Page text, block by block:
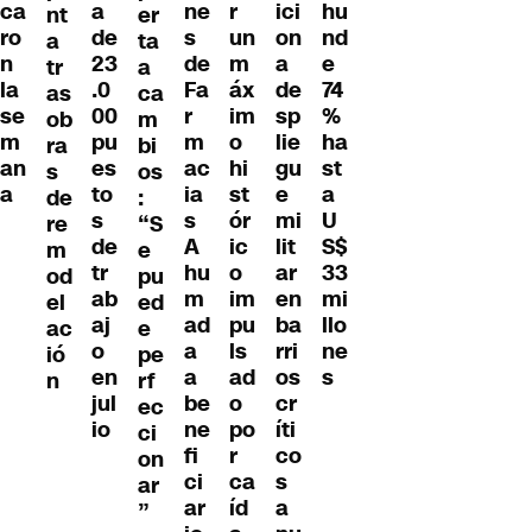
ca
ro
n
la
se
m
an
a
nt
a
tr
as
ob
ra
s
de
re
m
od
el
ac
ió
n
a
de
23
.0
00
pu
es
to
s
de
tr
ab
aj
o
en
jul
io
er
ta
a
ca
m
bi
os
:
“S
e
pu
ed
e
pe
rf
ec
ci
on
ar
”
ne
s
de
Fa
r
m
ac
ia
s
A
hu
m
ad
a
a
be
ne
fi
ci
ar
r
un
m
áx
im
o
hi
st
ór
ic
o
im
pu
ls
ad
o
po
r
ca
íd
ici
on
a
de
sp
lie
gu
e
mi
lit
ar
en
ba
rri
os
cr
íti
co
s
a
hu
nd
e
74
%
ha
st
a
U
S$
33
mi
llo
ne
s